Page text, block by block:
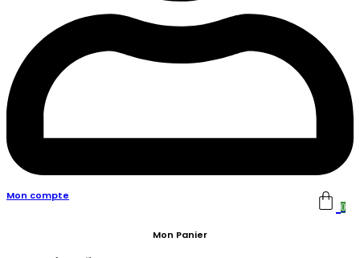
Mon compte
0
Mon Panier